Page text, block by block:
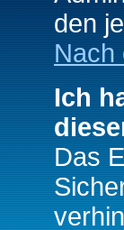
den
Nach
Ich
Das